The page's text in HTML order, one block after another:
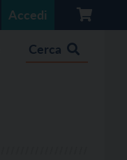
Accedi
Cerca